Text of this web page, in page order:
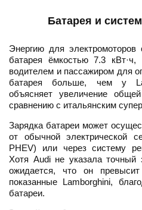
Батарея и
Энергию для электромоторов
батарея ёмкостью 7.3
водителем и пассажиром для
батарея больше, чем у
объясняет увеличение
сравнению с итальянским
Зарядка батареи может
от обычной электрической
PHEV) или через систему
Хотя Audi не указала точный
ожидается, что он
показанные Lamborghini,
батареи.